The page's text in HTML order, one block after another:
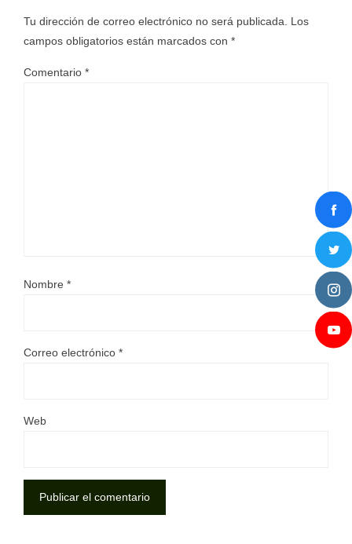
Tu dirección de correo electrónico no será publicada. Los
campos obligatorios están marcados con *
Comentario *
Nombre *
Correo electrónico *
Web